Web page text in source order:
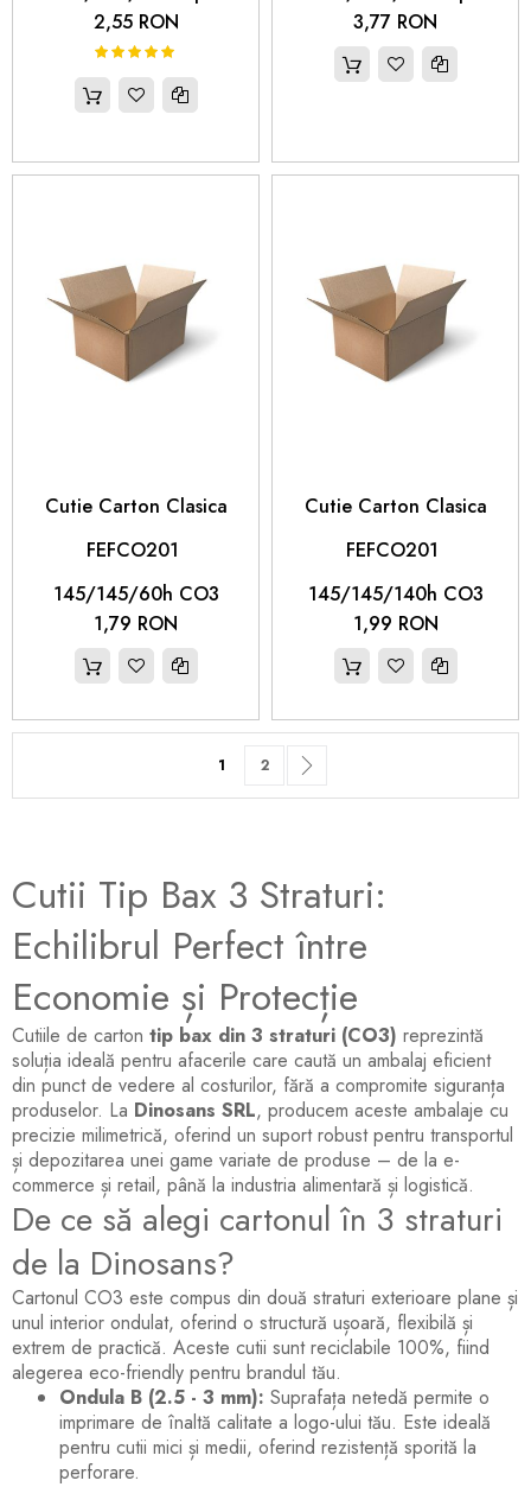
2,55 RON
Rating:
3,77 RON
FEFCO201
145/145/60h CO3
1,79 RON
FEFCO201
145/145/140h CO3
1,99 RON
în acest moment citiți pagina
1 Pagină
2
Cutii Tip Bax 3 Straturi:
Echilibrul Perfect între
Economie și Protecție
Cutiile de carton tip bax din 3 straturi (CO3) reprezintă
soluția ideală pentru afacerile care caută un ambalaj eficient
din punct de vedere al costurilor, fără a compromite siguranța
produselor. La Dinosans SRL, producem aceste ambalaje cu
precizie milimetrică, oferind un suport robust pentru transportul
și depozitarea unei game variate de produse – de la e-
commerce și retail, până la industria alimentară și logistică.
De ce să alegi cartonul în 3 straturi
de la Dinosans?
Cartonul CO3 este compus din două straturi exterioare plane și
unul interior ondulat, oferind o structură ușoară, flexibilă și
extrem de practică. Aceste cutii sunt reciclabile 100%, fiind
alegerea eco-friendly pentru brandul tău.
Ondula B (2.5 - 3 mm): Suprafața netedă permite o
imprimare de înaltă calitate a logo-ului tău. Este ideală
pentru cutii mici și medii, oferind rezistență sporită la
perforare.